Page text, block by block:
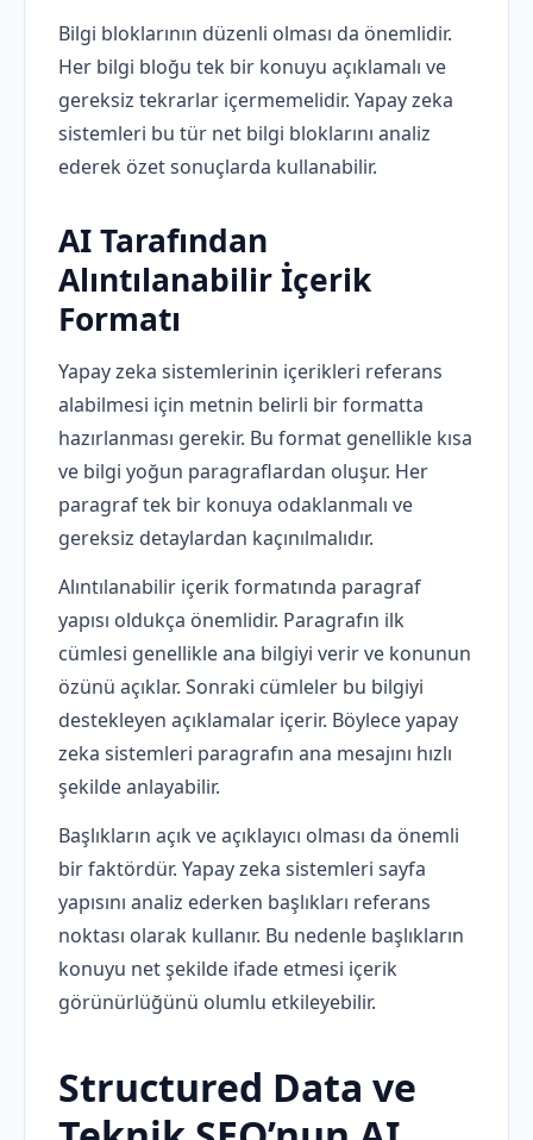
Bilgi bloklarının düzenli olması da önemlidir.
Her bilgi bloğu tek bir konuyu açıklamalı ve
gereksiz tekrarlar içermemelidir. Yapay zeka
sistemleri bu tür net bilgi bloklarını analiz
ederek özet sonuçlarda kullanabilir.
AI Tarafından
Alıntılanabilir İçerik
Formatı
Yapay zeka sistemlerinin içerikleri referans
alabilmesi için metnin belirli bir formatta
hazırlanması gerekir. Bu format genellikle kısa
ve bilgi yoğun paragraflardan oluşur. Her
paragraf tek bir konuya odaklanmalı ve
gereksiz detaylardan kaçınılmalıdır.
Alıntılanabilir içerik formatında paragraf
yapısı oldukça önemlidir. Paragrafın ilk
cümlesi genellikle ana bilgiyi verir ve konunun
özünü açıklar. Sonraki cümleler bu bilgiyi
destekleyen açıklamalar içerir. Böylece yapay
zeka sistemleri paragrafın ana mesajını hızlı
şekilde anlayabilir.
Başlıkların açık ve açıklayıcı olması da önemli
bir faktördür. Yapay zeka sistemleri sayfa
yapısını analiz ederken başlıkları referans
noktası olarak kullanır. Bu nedenle başlıkların
konuyu net şekilde ifade etmesi içerik
görünürlüğünü olumlu etkileyebilir.
Structured Data ve